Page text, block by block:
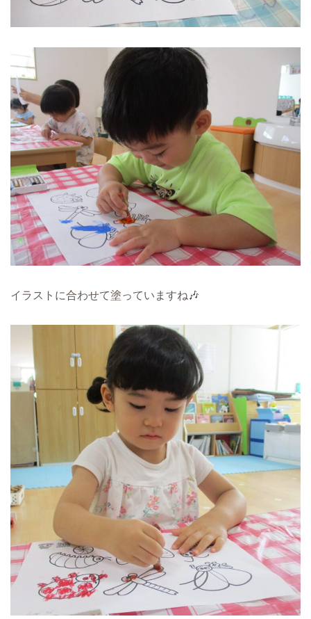
イラストに合わせて塗っていますね🎶